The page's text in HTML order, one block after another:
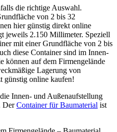
die richtige Auswahl.
von 2 bis 32
hier günstig direkt online
jeweils 2.150 Millimeter. Speziell
mit einer Grundfläche von 2 bis
diese Container sind im Innen-
können auf dem Firmengelände
Lagerung von
günstig online kaufen!
Innen- und Außenaufstellung
DerContainer für Baumaterial ist